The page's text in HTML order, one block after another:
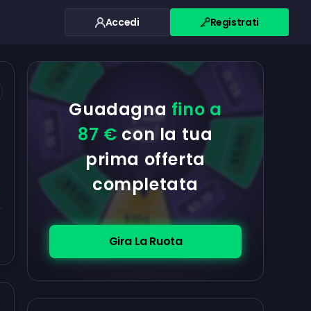
Accedi Registrati
Guadagna fino a
87 € con la tua
prima offerta
completata
Gira La Ruota
$100
$5.00
$5.00
$0.10 $5.00